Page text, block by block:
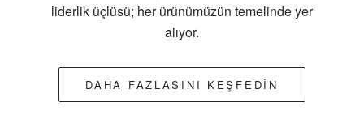
liderlik üçlüsü; her ürünümüzün temelinde yer
alıyor.
DAHA FAZLASINI KEŞFEDIN